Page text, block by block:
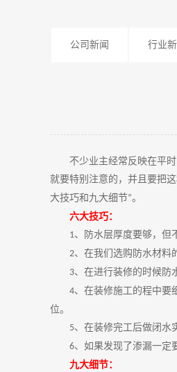
公司新闻 行业
不少业主经常反映在平时
就要特别注意的，并且要把
大技巧和九大细节”。
六大技巧：
1、防水层厚度要够，但
2、在我们选购防水材料
3、在进行装修的时候防
4、在装修施工的程中要
位。
5、在装修完工后做闭水
6、如果发现了渗漏一定
九大细节：